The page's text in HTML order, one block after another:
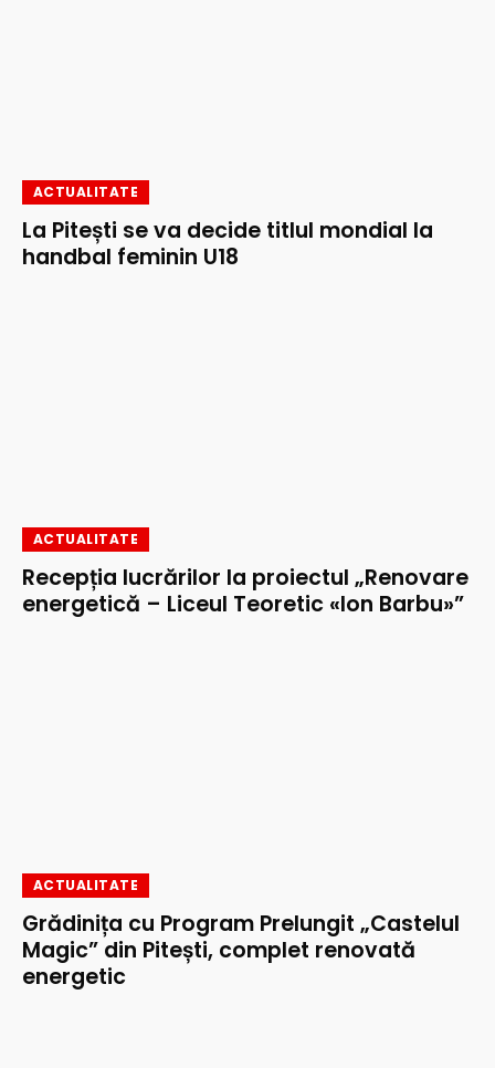
ACTUALITATE
La Pitești se va decide titlul mondial la
handbal feminin U18
ACTUALITATE
Recepția lucrărilor la proiectul „Renovare
energetică – Liceul Teoretic «Ion Barbu»”
ACTUALITATE
Grădinița cu Program Prelungit „Castelul
Magic” din Pitești, complet renovată
energetic